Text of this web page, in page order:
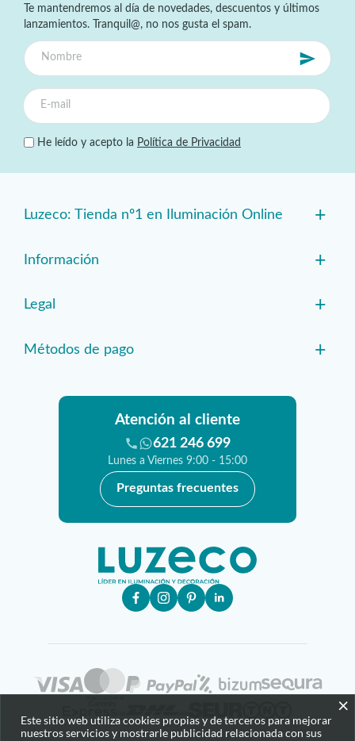
Te mantendremos al día de novedades, descuentos y últimos
lanzamientos. Tranquil@, no nos gusta el spam.
He leído y acepto la Política de Privacidad
Luzeco: Tienda nº1 en Iluminación Online +
Información +
Legal +
Métodos de pago +
Atención al cliente
621 246 699
Lunes a Viernes 9:00 - 15:00
Preguntas frecuentes
×
Este sitio web utiliza cookies propias y de terceros para mejorar
nuestros servicios y mostrarle publicidad relacionada con sus